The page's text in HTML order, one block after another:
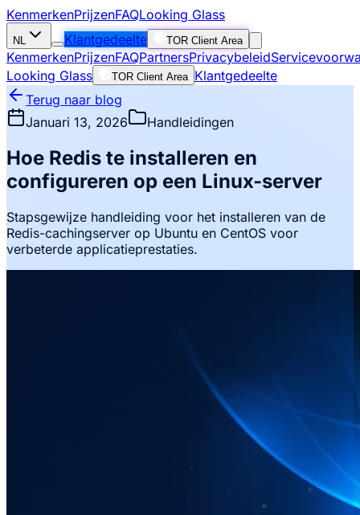
KenmerkenPrijzenFAQLooking Glass
NL Klantgedeelte TOR Client Area
KenmerkenPrijzenFAQPartnersPrivacybeleid
Looking Glass
TOR Client Area Klantgedeelte
Terug naar blog
Januari 13, 2026
Handleidingen
Hoe Redis te installeren en
configureren op een Linux-server
Stapsgewijze handleiding voor het installeren van de
Redis-cachingserver op Ubuntu en CentOS voor
verbeterde applicatieprestaties.